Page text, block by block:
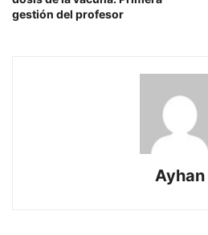
gestión del profesor
Ayhan